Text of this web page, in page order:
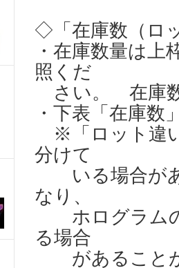
◇「在庫数（ロ
・在庫数量は上
照くだ
さい。 在庫数
・下表「在庫
※「ロット違
分けて
いる場合があ
なり、
ホログラムの
る場合
があること